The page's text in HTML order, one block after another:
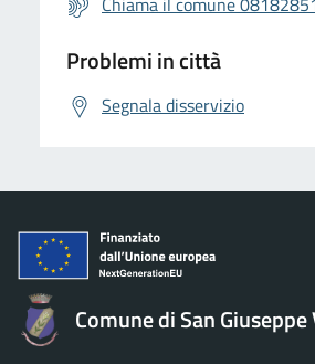
Problemi in città
Segnala disservizio
Comune di San